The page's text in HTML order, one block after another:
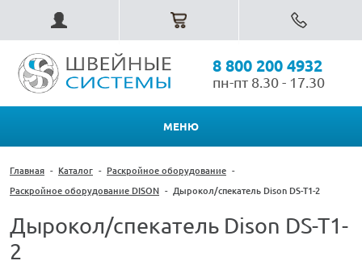
8 800 200 4932
пн-пт 8.30 - 17.30
МЕНЮ
Главная - Каталог - Раскройное оборудование -
Раскройное оборудование DISON - Дырокол/спекатель Dison DS-T1-2
Дырокол/спекатель Dison DS-T1-
2